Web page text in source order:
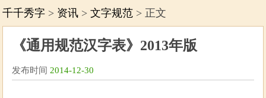
千千秀字 > 资讯 >文字规范 > 正文
《通用规范汉字表》2013年版
发布时间 2014-12-30